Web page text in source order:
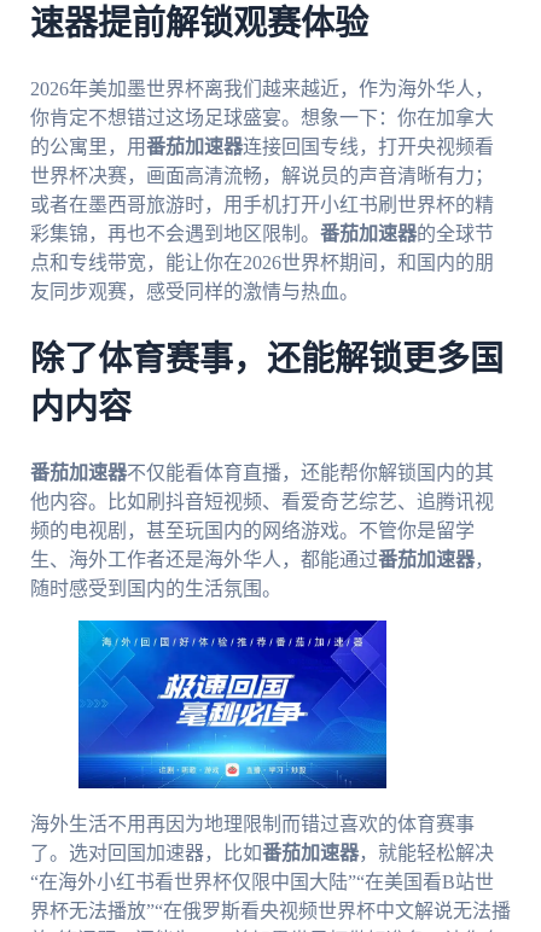
速器提前解锁观赛体验
2026年美加墨世界杯离我们越来越近，作为海外华人，
你肯定不想错过这场足球盛宴。想象一下：你在加拿大
的公寓里，用番茄加速器连接回国专线，打开央视频看
世界杯决赛，画面高清流畅，解说员的声音清晰有力；
或者在墨西哥旅游时，用手机打开小红书刷世界杯的精
彩集锦，再也不会遇到地区限制。 番茄加速器的全球节
点和专线带宽，能让你在2026世界杯期间，和国内的朋
友同步观赛，感受同样的激情与热血。
除了体育赛事，还能解锁更多国
内内容
番茄加速器不仅能看体育直播，还能帮你解锁国内的其
他内容。比如刷抖音短视频、看爱奇艺综艺、追腾讯视
频的电视剧，甚至玩国内的网络游戏。不管你是留学
生、海外工作者还是海外华人，都能通过番茄加速器，
随时感受到国内的生活氛围。
海外生活不用再因为地理限制而错过喜欢的体育赛事
了。选对回国加速器，比如番茄加速器，就能轻松解决
“在海外小红书看世界杯仅限中国大陆”“在美国看B站世
界杯无法播放”“在俄罗斯看央视频世界杯中文解说无法播